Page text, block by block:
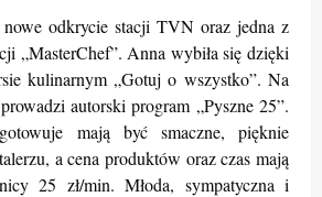
odkrycie stacji TVN oraz jedna z
„MasterChef”. Anna wybiła się dzięki
kulinarnym „Gotuj o wszystko”. Na
autorski program „Pyszne 25”.
mają być smaczne, pięknie
a cena produktów oraz czas mają
25 zł/min. Młoda, sympatyczna i